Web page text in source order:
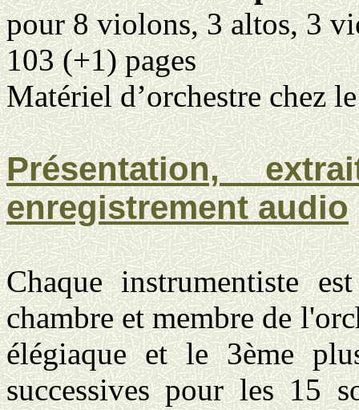
pour 8 violons, 3 altos, 3
103 (+1) pages
Matériel d’orchestre chez
Présentation,
enregistrement audio
Chaque instrumentiste
chambre et membre de
élégiaque et le 3ème
successives pour les 15